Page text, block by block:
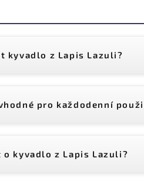
kyvadlo z Lapis Lazuli?
pro každodenní
o kyvadlo z Lapis Lazuli?